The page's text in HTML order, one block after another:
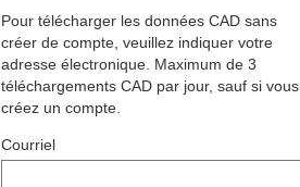
Pour télécharger les données CAD sans
créer de compte, veuillez indiquer votre
adresse électronique. Maximum de 3
téléchargements CAD par jour, sauf si vous
créez un compte.
Courriel